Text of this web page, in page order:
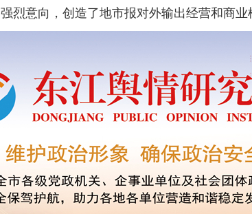
意向，创造了地市报对外输出经营和商业